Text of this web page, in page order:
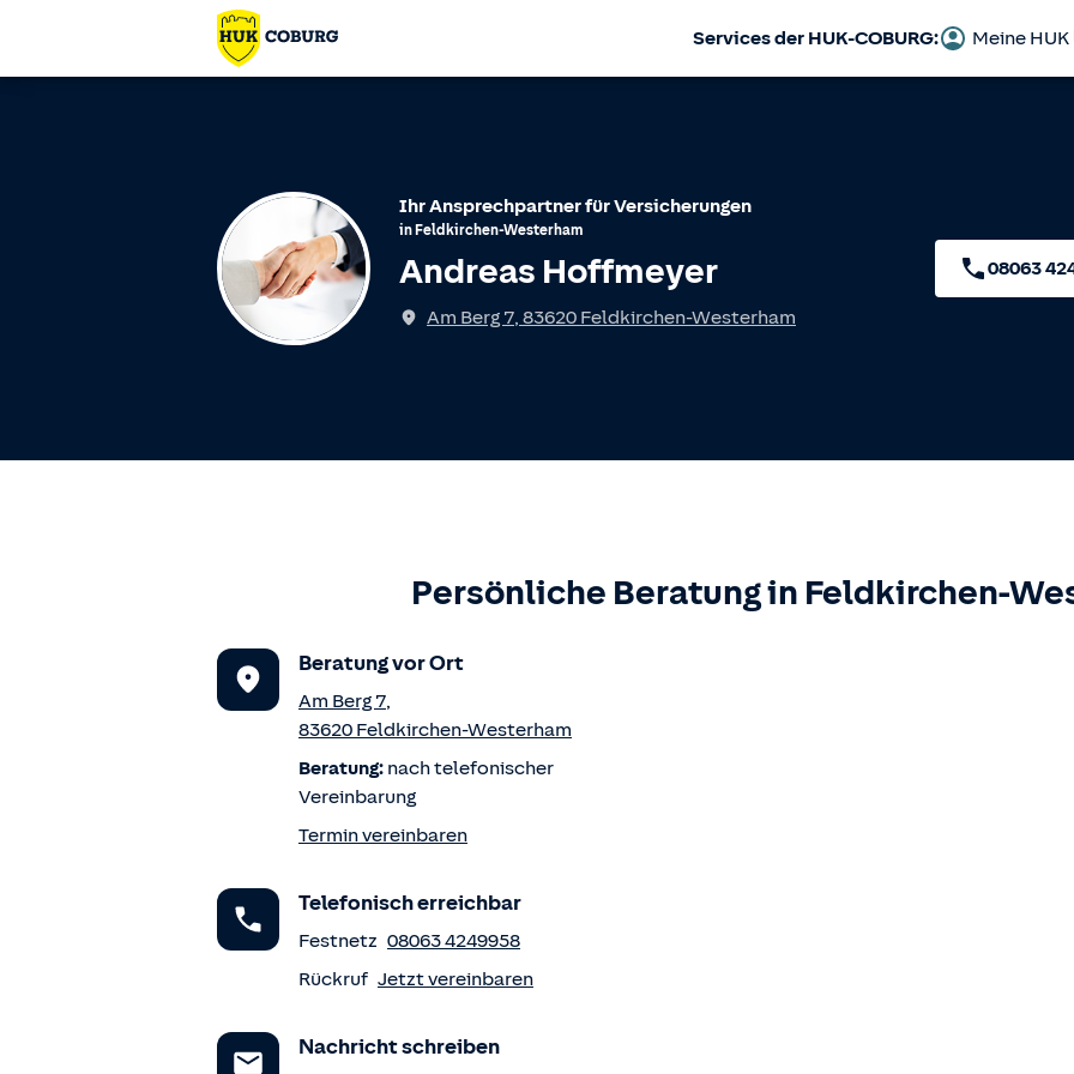
Services der HUK-COBURG: Meine HUK
Ihr Ansprechpartner für Versicherungen
in Feldkirchen-Westerham
Andreas Hoffmeyer
Am Berg 7, 83620 Feldkirchen-Westerham
08063
Persönliche Beratung in Feldkirchen-
Beratung vor Ort
Am Berg 7,
83620 Feldkirchen-Westerham
Beratung: nach telefonischer
Vereinbarung
Termin vereinbaren
Telefonisch erreichbar
Festnetz 08063 4249958
Rückruf Jetzt vereinbaren
Nachricht schreiben